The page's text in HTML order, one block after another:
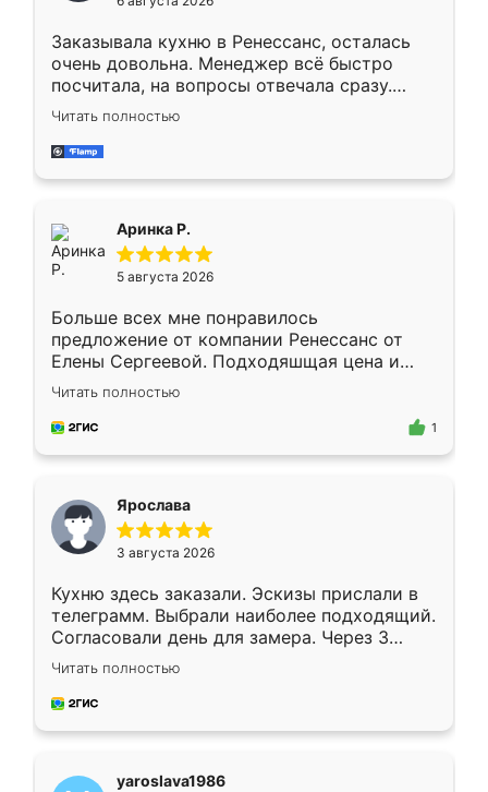
мебели буду заказывать только здесь.
Заказывала кухню в Ренессанс, осталась
очень довольна. Менеджер всё быстро
посчитала, на вопросы отвечала сразу.
Замерщик приехал в субботу, подошёл к
делу со всей ответственностью. Собрали
за день, ребята работали аккуратно, даже
Читать полностью
Аринка Р.
5 августа 2026
Больше всех мне понравилось
предложение от компании Ренессанс от
Елены Сергеевой. Подходяшщая цена и
короткие сроки изготовления. Приехавший
для замера сотрудник Владислав
предложил по моему эскизу самый
Читать полностью
1
Ярослава
3 августа 2026
Кухню здесь заказали. Эскизы прислали в
телеграмм. Выбрали наиболее подходящий.
Согласовали день для замера. Через 3
недели кухня была уже готова. Остались
довольны работой. Спасибо Ренессанс
мебель за качественную работу!
Читать полностью
yaroslava1986